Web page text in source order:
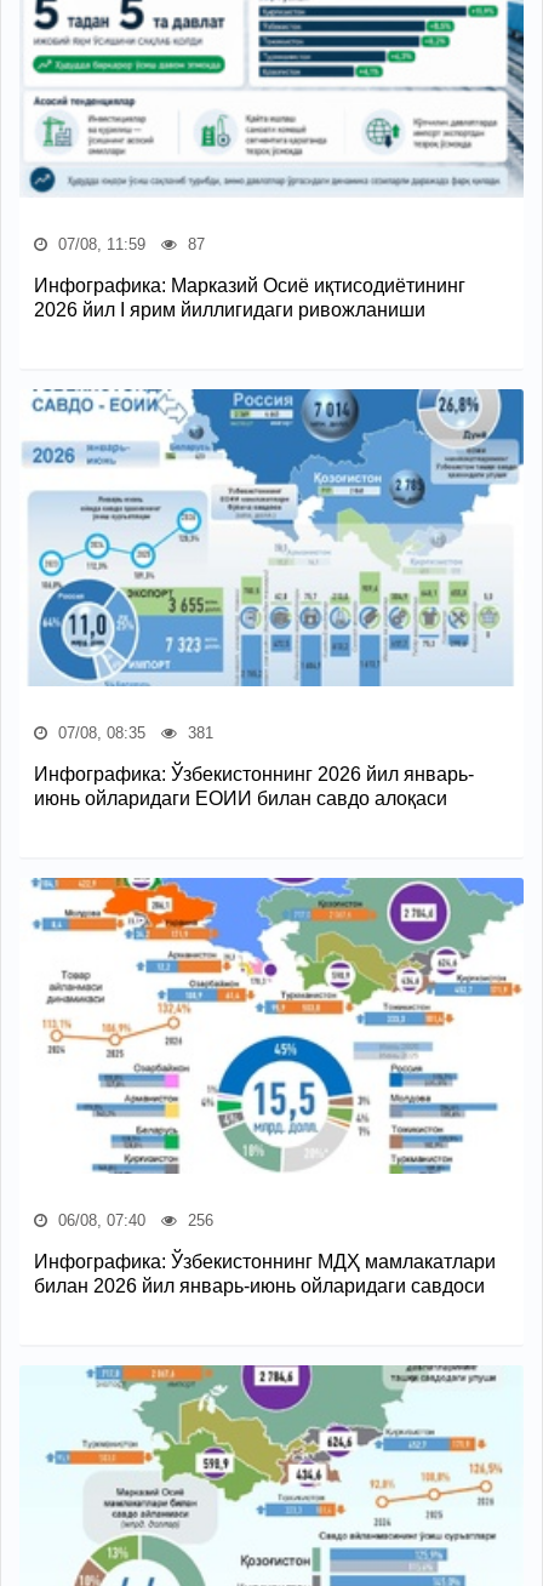
07/08, 11:59 87
Инфографика: Марказий Осиё иқтисодиётининг
2026 йил I ярим йиллигидаги ривожланиши
07/08, 08:35 381
Инфографика: Ўзбекистоннинг 2026 йил январь-
июнь ойларидаги ЕОИИ билан савдо алоқаси
06/08, 07:40 256
Инфографика: Ўзбекистоннинг МДҲ мамлакатлари
билан 2026 йил январь-июнь ойларидаги савдоси